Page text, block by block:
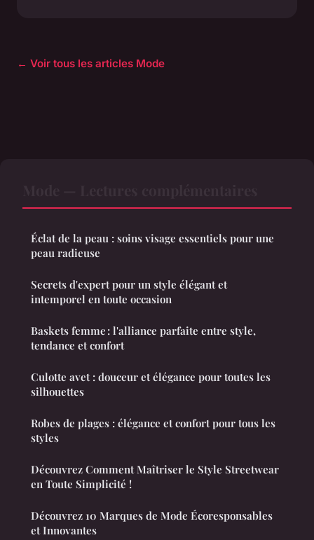
← Voir tous les articles Mode
Éclat de la peau : soins visage essentiels pour une
peau radieuse
Secrets d'expert pour un style élégant et
intemporel en toute occasion
Baskets femme : l'alliance parfaite entre style,
tendance et confort
Culotte avet : douceur et élégance pour toutes les
silhouettes
Robes de plages : élégance et confort pour tous les
styles
Découvrez Comment Maîtriser le Style Streetwear
en Toute Simplicité !
Découvrez 10 Marques de Mode Écoresponsables
et Innovantes